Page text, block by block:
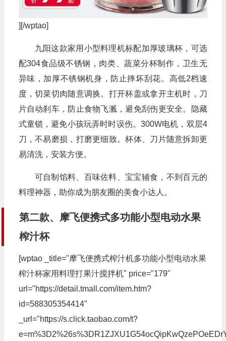
][/wptao]
九阳这款家用小型料理机标配加厚玻璃杯，可选
配304食品级不锈钢，肉类、蔬菜分杯制作，卫生无
异味，加厚不锈钢机身，防止摔坏刮花。高低2档速
度，切菜切肉随意调换。打开杯盖或拿开主机时，刀
片自动刹车，防止食物飞溅，避免刮伤更安全。隐藏
式童锁，避免小孩玩弄时时误伤。300W电机，双层4
刀，不易磨损，打磨更细致。杯体、刀片随意拆卸更
易清洗，安装方便。
可自制馅料、百味佐料、宝宝辅食，不到百元的
料理神器，助你成为朋友圈的美食小达人。
第二款、摩飞便携式多功能小型电动水果
榨汁杯
[wptao _title="摩飞便携式榨汁机多功能小型电动水果
榨汁杯家用料理打果汁搅拌机" price="179"
url="https://detail.tmall.com/item.htm?
id=588305354414"
_url="https://s.click.taobao.com/t?